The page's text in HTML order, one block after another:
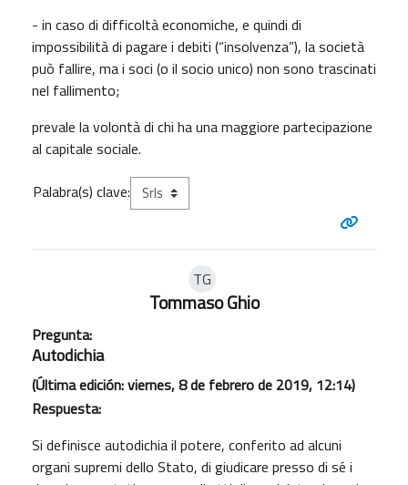
- in caso di difficoltà economiche, e quindi di
impossibilità di pagare i debiti (“insolvenza”), la società
può fallire, ma i soci (o il socio unico) non sono trascinati
nel fallimento;
prevale la volontà di chi ha una maggiore partecipazione
al capitale sociale.
Palabra(s) clave:
TG
Tommaso Ghio
Pregunta:
Autodichia
(Última edición: viernes, 8 de febrero de 2019, 12:14)
Respuesta:
Si definisce autodichia il potere, conferito ad alcuni
organi supremi dello Stato, di giudicare presso di sé i